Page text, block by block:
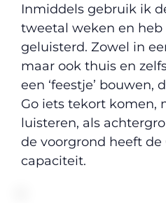
Inmiddels gebruik ik
tweetal weken en
geluisterd. Zowel in
maar ook thuis en
een ‘feestje’ bouwen,
Go iets tekort komen,
luisteren, als
de voorgrond heeft
capaciteit.